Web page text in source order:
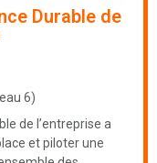
Durable de
6)
de l’entreprise a
et piloter une